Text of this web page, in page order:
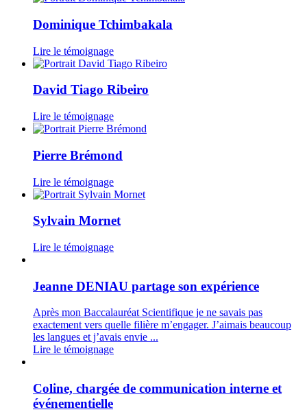
Dominique Tchimbakala
Lire le témoignage
David Tiago Ribeiro
Lire le témoignage
Pierre Brémond
Lire le témoignage
Sylvain Mornet
Lire le témoignage
Jeanne DENIAU partage son expérience
Après mon Baccalauréat Scientifique je ne savais pas
exactement vers quelle filière m’engager. J’aimais beaucoup
les langues et j’avais envie ...
Lire le témoignage
Coline, chargée de communication interne et
événementielle